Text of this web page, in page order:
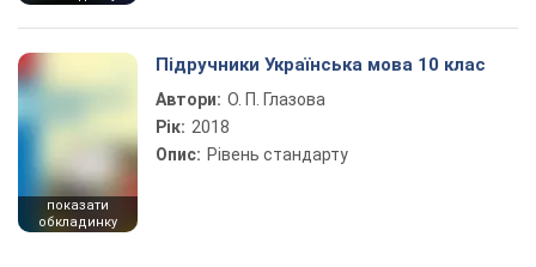
показати
обкладинку
Підручники Українська мова 10 клас
Автори: О. П. Глазова
Рік: 2018
Опис: Рівень стандарту